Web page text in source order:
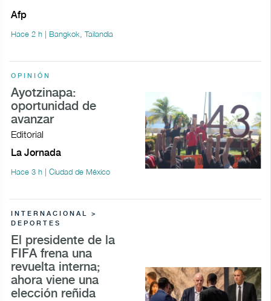
Afp
Hace 2 h | Bangkok, Tailandia
OPINIÓN
Ayotzinapa:
oportunidad de
avanzar
Editorial
La Jornada
Hace 3 h | Ciudad de México
INTERNACIONAL >
DEPORTES
El presidente de la
FIFA frena una
revuelta interna;
ahora viene una
elección reñida